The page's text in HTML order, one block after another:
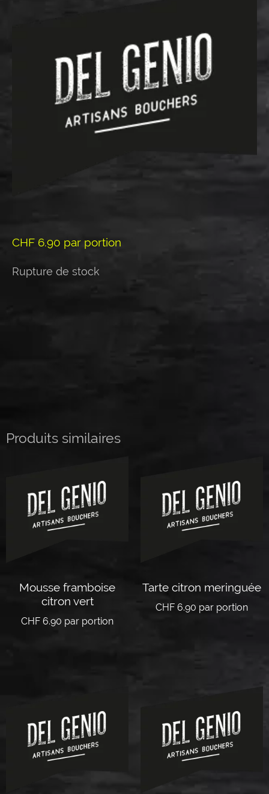
CHF 6.90 par portion
Rupture de stock
Produits similaires
Mousse framboise
citron vert
CHF 6.90 par portion
Tarte citron meringuée
CHF 6.90 par portion